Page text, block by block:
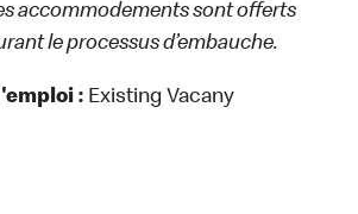
accommodements sont offerts
le processus d’embauche.
: Existing Vacany